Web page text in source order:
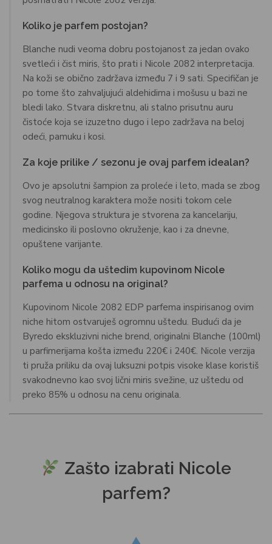
Koliko je parfem postojan?
Blanche nudi veoma dobru postojanost za jedan ovako
svetleći i čist miris, što prati i Nicole 2082 interpretacija.
Na koži se obično zadržava između 7 i 9 sati. Specifičan je
po tome što zahvaljujući aldehidima i mošusu u bazi ne
bledi lako. Stvara diskretnu, ali stalno prisutnu auru
čistoće koja se izuzetno dugo i lepo zadržava na beloj
odeći, pamuku i kosi.
Za koje prilike / sezonu je ovaj parfem idealan?
Ovo je apsolutni šampion za proleće i leto, mada se zbog
svog neutralnog karaktera može nositi tokom cele
godine. Njegova struktura je stvorena za kancelariju,
medicinsko ili poslovno okruženje, kao i za dnevne,
opuštene varijante.
Koliko mogu da uštedim kupovinom Nicole
parfema u odnosu na original?
Kupovinom Nicole 2082 EDP parfema inspirisanog ovim
niche hitom ostvaruješ ogromnu uštedu. Budući da je
Byredo ekskluzivni niche brend, originalni Blanche (100ml)
u parfimerijama košta između 220€ i 240€. Nicole verzija
ti pruža priliku da ovaj luksuzni potpis visoke klase koristiš
svakodnevno kao svoj lični miris svežine, uz uštedu od
preko 85% u odnosu na cenu originala.
Zašto izabrati Nicole
parfem?